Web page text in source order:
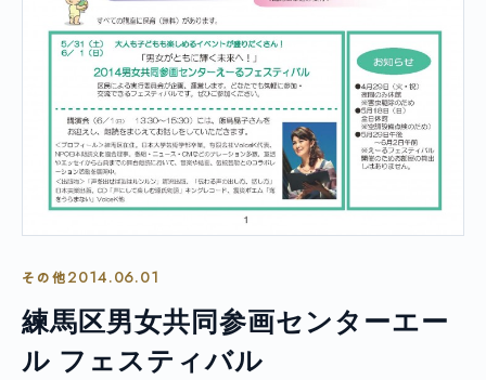
その他2014.06.01
練馬区男女共同参画センターエー
ル フェスティバル